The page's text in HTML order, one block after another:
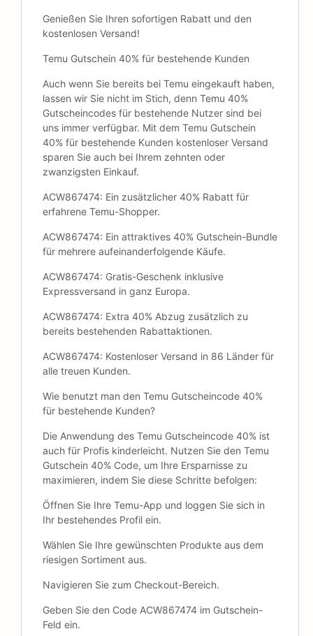
Genießen Sie Ihren sofortigen Rabatt und den
kostenlosen Versand!
Temu Gutschein 40% für bestehende Kunden
Auch wenn Sie bereits bei Temu eingekauft haben,
lassen wir Sie nicht im Stich, denn Temu 40%
Gutscheincodes für bestehende Nutzer sind bei
uns immer verfügbar. Mit dem Temu Gutschein
40% für bestehende Kunden kostenloser Versand
sparen Sie auch bei Ihrem zehnten oder
zwanzigsten Einkauf.
ACW867474: Ein zusätzlicher 40% Rabatt für
erfahrene Temu-Shopper.
ACW867474: Ein attraktives 40% Gutschein-Bundle
für mehrere aufeinanderfolgende Käufe.
ACW867474: Gratis-Geschenk inklusive
Expressversand in ganz Europa.
ACW867474: Extra 40% Abzug zusätzlich zu
bereits bestehenden Rabattaktionen.
ACW867474: Kostenloser Versand in 86 Länder für
alle treuen Kunden.
Wie benutzt man den Temu Gutscheincode 40%
für bestehende Kunden?
Die Anwendung des Temu Gutscheincode 40% ist
auch für Profis kinderleicht. Nutzen Sie den Temu
Gutschein 40% Code, um Ihre Ersparnisse zu
maximieren, indem Sie diese Schritte befolgen:
Öffnen Sie Ihre Temu-App und loggen Sie sich in
Ihr bestehendes Profil ein.
Wählen Sie Ihre gewünschten Produkte aus dem
riesigen Sortiment aus.
Navigieren Sie zum Checkout-Bereich.
Geben Sie den Code ACW867474 im Gutschein-
Feld ein.